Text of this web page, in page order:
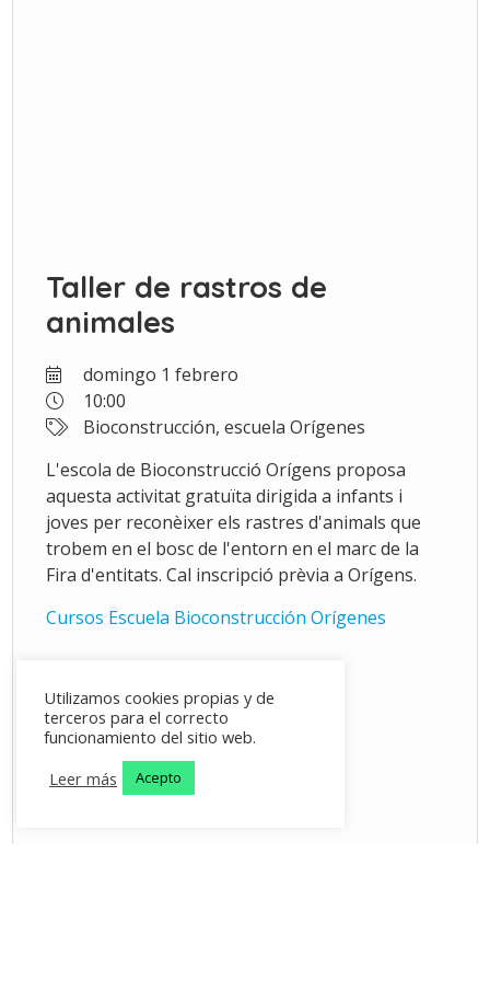
Taller de rastros de
animales
domingo 1 febrero
10:00
Bioconstrucción, escuela Orígenes
L'escola de Bioconstrucció Orígens proposa
aquesta activitat gratuïta dirigida a infants i
joves per reconèixer els rastres d'animals que
trobem en el bosc de l'entorn en el marc de la
Fira d'entitats. Cal inscripció prèvia a Orígens.
Cursos Escuela Bioconstrucción Orígenes
Utilizamos cookies propias y de
terceros para el correcto
funcionamiento del sitio web.
Leer más
Acepto